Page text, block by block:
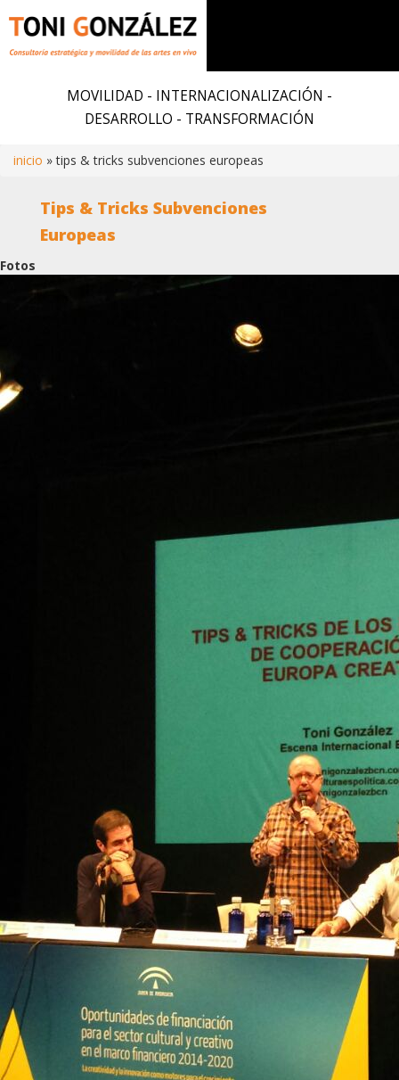
MOVILIDAD - INTERNACIONALIZACIÓN -
DESARROLLO - TRANSFORMACIÓN
Ruta
de
navegación
inicio tips & tricks subvenciones europeas
Tips & Tricks Subvenciones
Europeas
Fotos